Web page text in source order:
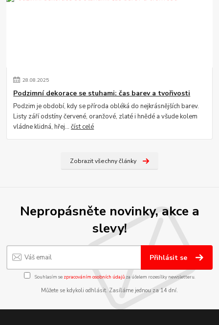
28.08.2025
Podzimní dekorace se stuhami: čas barev a tvořivosti
Podzim je období, kdy se příroda obléká do nejkrásnějších barev.
Listy září odstíny červené, oranžové, zlaté i hnědé a všude kolem
vládne klidná, hřej...číst celé
Zobrazit všechny články
Nepropásněte novinky, akce a
slevy!
Přihlásit se
Souhlasím se zpracováním osobních údajůza účelem rozesílky newsletteru.
Můžete se kdykoli odhlásit. Zasíláme jednou za 14 dní.